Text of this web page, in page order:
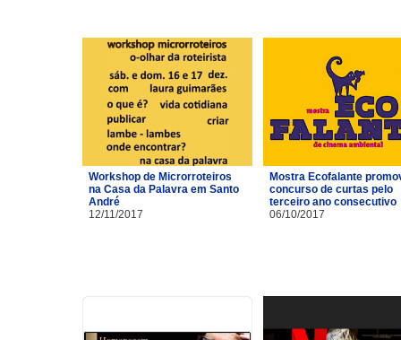
Workshop de Microrroteiros
na Casa da Palavra em Santo
André
12/11/2017
Mostra Ecofalante
concurso de curtas pelo
terceiro ano consecutivo
06/10/2017